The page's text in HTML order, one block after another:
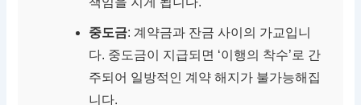
중도금: 계약금과 잔금 사이의 가교입니
다. 중도금이 지급되면 ‘이행의 착수’로 간
주되어 일방적인 계약 해지가 불가능해집
니다.